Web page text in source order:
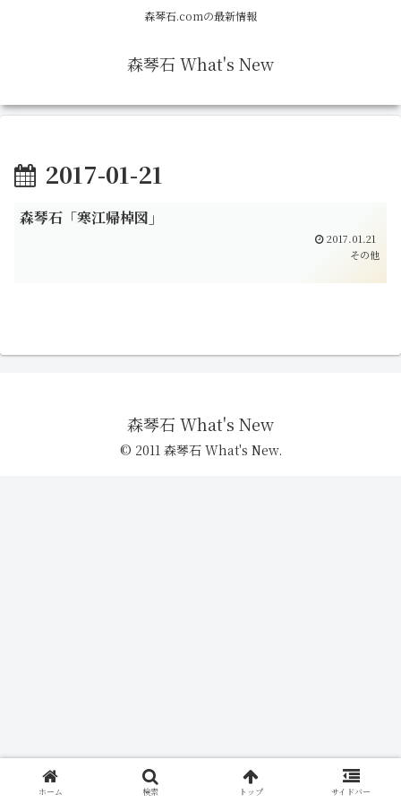
森琴石.comの最新情報
森琴石 What's New
2017-01-21
森琴石「寒江帰棹図」
2017.01.21
その他
森琴石 What's New
© 2011 森琴石 What's New.
ホーム 検索 トップ サイドバー